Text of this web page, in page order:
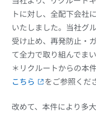
トに対し、全配下会社
いたしました。当社グ
受け止め、再発防止・
て全力で取り組んでまい
＊リクルートからの本
こちら
をご参照くだ
改めて、本件により多